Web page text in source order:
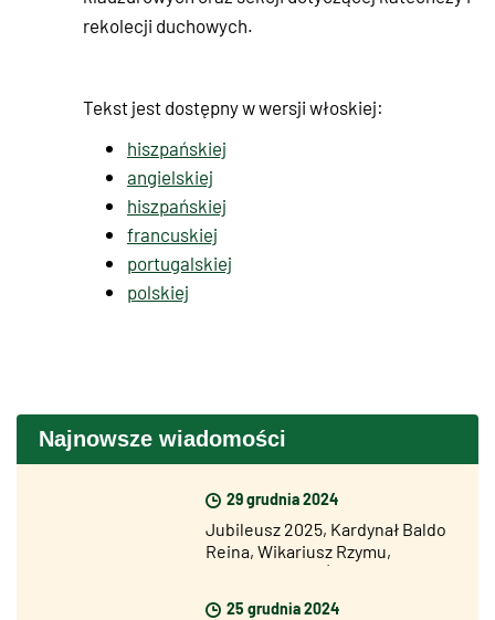
rekolecji duchowych.
Tekst jest dostępny w wersji włoskiej:
hiszpańskiej
angielskiej
hiszpańskiej
francuskiej
portugalskiej
polskiej
Najnowsze wiadomości
29 grudnia 2024
Jubileusz 2025, Kardynał Baldo
Reina, Wikariusz Rzymu,
otworzył Drzwi Święte Bazyliki
25 grudnia 2024